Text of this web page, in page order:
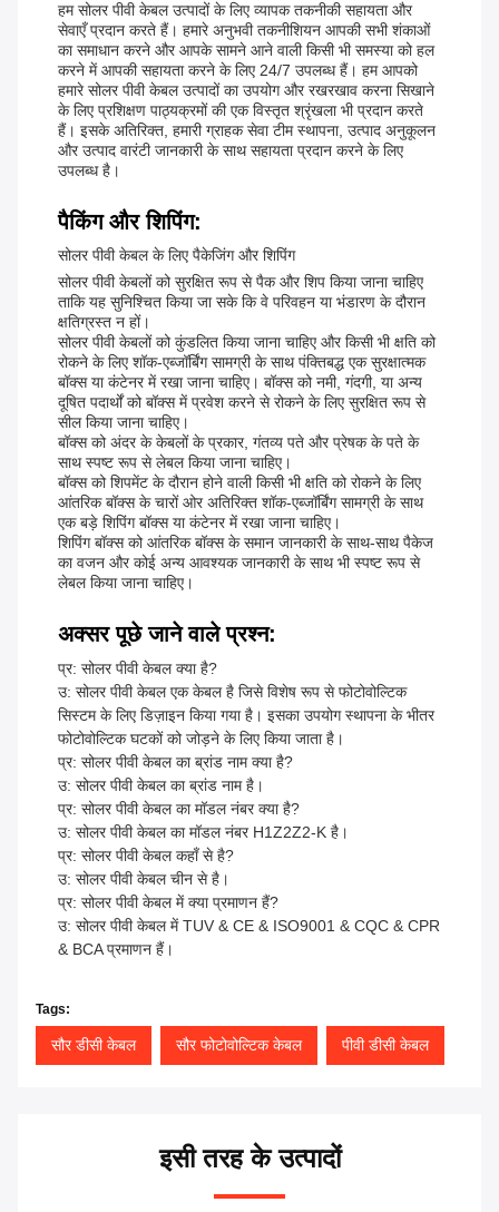
हम सोलर पीवी केबल उत्पादों के लिए व्यापक तकनीकी सहायता और
सेवाएँ प्रदान करते हैं। हमारे अनुभवी तकनीशियन आपकी सभी शंकाओं
का समाधान करने और आपके सामने आने वाली किसी भी समस्या को हल
करने में आपकी सहायता करने के लिए 24/7 उपलब्ध हैं। हम आपको
हमारे सोलर पीवी केबल उत्पादों का उपयोग और रखरखाव करना सिखाने
के लिए प्रशिक्षण पाठ्यक्रमों की एक विस्तृत श्रृंखला भी प्रदान करते
हैं। इसके अतिरिक्त, हमारी ग्राहक सेवा टीम स्थापना, उत्पाद अनुकूलन
और उत्पाद वारंटी जानकारी के साथ सहायता प्रदान करने के लिए
उपलब्ध है।
पैकिंग और शिपिंग:
सोलर पीवी केबल के लिए पैकेजिंग और शिपिंग
सोलर पीवी केबलों को सुरक्षित रूप से पैक और शिप किया जाना चाहिए
ताकि यह सुनिश्चित किया जा सके कि वे परिवहन या भंडारण के दौरान
क्षतिग्रस्त न हों।
सोलर पीवी केबलों को कुंडलित किया जाना चाहिए और किसी भी क्षति को
रोकने के लिए शॉक-एब्जॉर्बिंग सामग्री के साथ पंक्तिबद्ध एक सुरक्षात्मक
बॉक्स या कंटेनर में रखा जाना चाहिए। बॉक्स को नमी, गंदगी, या अन्य
दूषित पदार्थों को बॉक्स में प्रवेश करने से रोकने के लिए सुरक्षित रूप से
सील किया जाना चाहिए।
बॉक्स को अंदर के केबलों के प्रकार, गंतव्य पते और प्रेषक के पते के
साथ स्पष्ट रूप से लेबल किया जाना चाहिए।
बॉक्स को शिपमेंट के दौरान होने वाली किसी भी क्षति को रोकने के लिए
आंतरिक बॉक्स के चारों ओर अतिरिक्त शॉक-एब्जॉर्बिंग सामग्री के साथ
एक बड़े शिपिंग बॉक्स या कंटेनर में रखा जाना चाहिए।
शिपिंग बॉक्स को आंतरिक बॉक्स के समान जानकारी के साथ-साथ पैकेज
का वजन और कोई अन्य आवश्यक जानकारी के साथ भी स्पष्ट रूप से
लेबल किया जाना चाहिए।
अक्सर पूछे जाने वाले प्रश्न:
प्र: सोलर पीवी केबल क्या है?
उ: सोलर पीवी केबल एक केबल है जिसे विशेष रूप से फोटोवोल्टिक
सिस्टम के लिए डिज़ाइन किया गया है। इसका उपयोग स्थापना के भीतर
फोटोवोल्टिक घटकों को जोड़ने के लिए किया जाता है।
प्र: सोलर पीवी केबल का ब्रांड नाम क्या है?
उ: सोलर पीवी केबल का ब्रांड नाम है।
प्र: सोलर पीवी केबल का मॉडल नंबर क्या है?
उ: सोलर पीवी केबल का मॉडल नंबर H1Z2Z2-K है।
प्र: सोलर पीवी केबल कहाँ से है?
उ: सोलर पीवी केबल चीन से है।
प्र: सोलर पीवी केबल में क्या प्रमाणन हैं?
उ: सोलर पीवी केबल में TUV & CE & ISO9001 & CQC & CPR
& BCA प्रमाणन हैं।
Tags:
सौर डीसी केबल सौर फोटोवोल्टिक केबल पीवी डीसी केबल
इसी तरह के उत्पादों